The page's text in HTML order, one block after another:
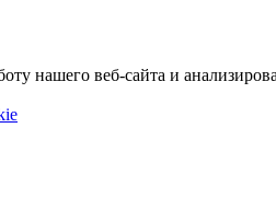
нашего веб-сайта и